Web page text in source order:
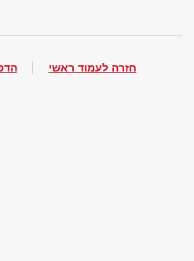
חזרה לעמוד ראשי